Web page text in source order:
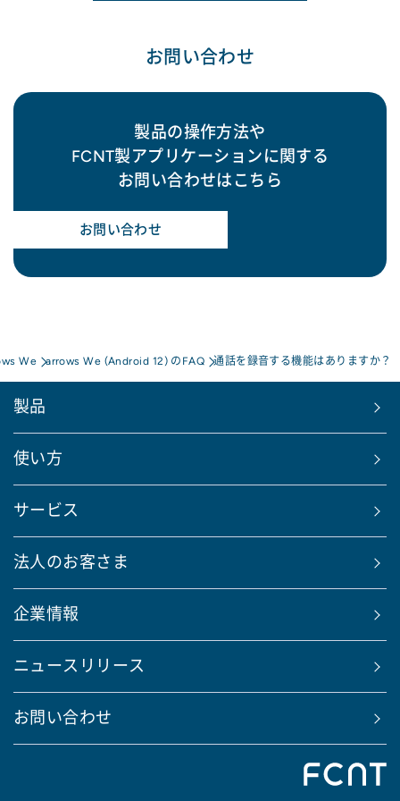
お問い合わせ
製品の操作方法や
FCNT製アプリケーションに関する
お問い合わせはこちら
お問い合わせ
We arrows We (Android 12) のFAQ 通話を録音する機能はありますか？
製品
使い方
サービス
法人のお客さま
企業情報
ニュースリリース
お問い合わせ